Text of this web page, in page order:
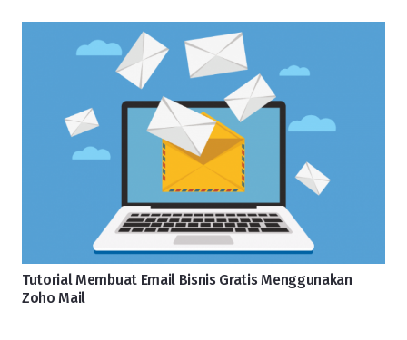
Tutorial Membuat Email Bisnis Gratis Menggunakan
Zoho Mail